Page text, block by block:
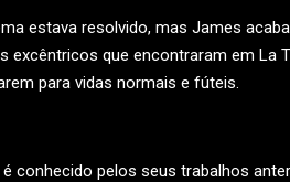
estava resolvido, mas James
excêntricos que encontraram em La
para vidas normais e fúteis.
é conhecido pelos seus trabalhos